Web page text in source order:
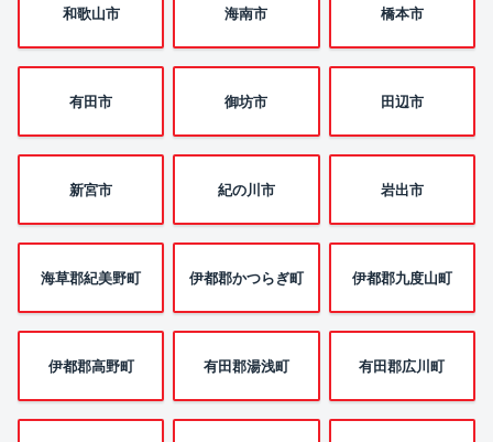
和歌山市 海南市 橋本市
有田市 御坊市 田辺市
新宮市 紀の川市 岩出市
海草郡紀美野町 伊都郡かつらぎ町 伊都郡九度山町
伊都郡高野町 有田郡湯浅町 有田郡広川町